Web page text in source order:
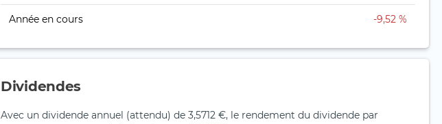
Année en cours -9,52 %
Dividendes
Avec un dividende annuel (attendu) de 3,5712 €, le rendement du dividende par